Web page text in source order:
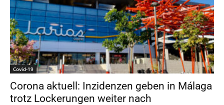
Covid-19
Corona aktuell: Inzidenzen geben in Málaga
trotz Lockerungen weiter nach